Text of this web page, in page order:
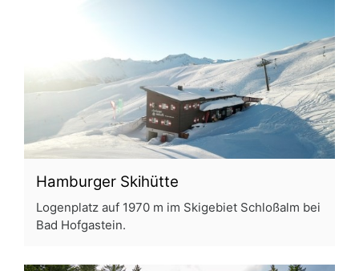
Hamburger Skihütte
Logenplatz auf 1970 m im Skigebiet Schloßalm bei
Bad Hofgastein.